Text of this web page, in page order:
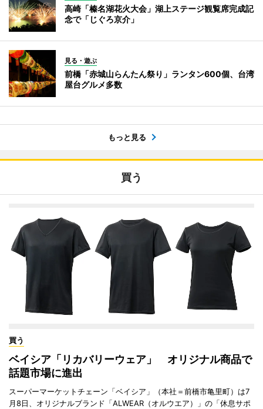
高崎「榛名湖花火大会」湖上ステージ観覧席完成記
念で「じぐろ京介」
見る・遊ぶ
前橋「赤城山らんたん祭り」ランタン600個、台湾
屋台グルメ多数
もっと見る
買う
買う
ベイシア「リカバリーウェア」 オリジナル商品で
話題市場に進出
スーパーマーケットチェーン「ベイシア」（本社＝前橋市亀里町）は7
月8日、オリジナルブランド「ALWEAR（オルウエア）」の「休息サポ